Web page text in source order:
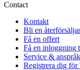
Contact
Kontakt
Bli en
Få en offert
Få en inloggning
Service & anspråk
Registrera dig